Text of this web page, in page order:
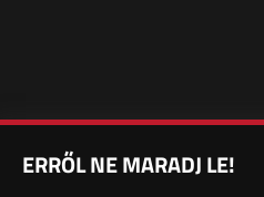
ERRŐL NE MARADJ LE!